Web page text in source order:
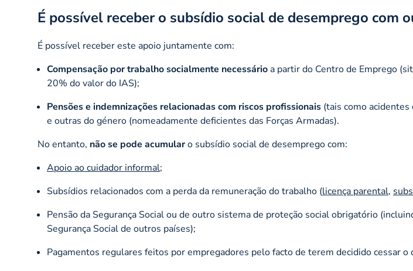
É possível receber o subsídio social de desemprego com
É possível receber este apoio juntamente com:
Compensação por trabalho socialmente necessário a partir do Centro de Emprego
20% do valor do IAS);
Pensões e indemnizações relacionadas com riscos profissionais (tais como
e outras do género (nomeadamente deficientes das Forças Armadas).
No entanto, não se pode acumularo subsídio social de desemprego com:
Apoio ao cuidador informal;
Subsídios relacionados com a perda da remuneração do trabalho (licença parental,
Pensão da Segurança Social ou de outro sistema de proteção social obrigatório
Segurança Social de outros países);
Pagamentos regulares feitos por empregadores pelo facto de terem decidido cessar o